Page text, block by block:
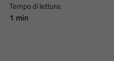
Tempo di lettura:
1 min